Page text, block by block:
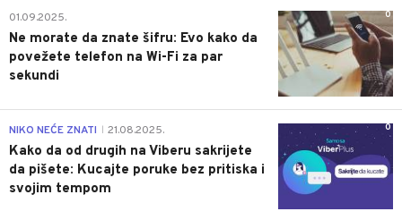
0
01.09.2025.
Ne morate da znate šifru: Evo kako da
povežete telefon na Wi-Fi za par
sekundi
0
NIKO NEĆE ZNATI 21.08.2025.
Kako da od drugih na Viberu sakrijete
da pišete: Kucajte poruke bez pritiska i
svojim tempom